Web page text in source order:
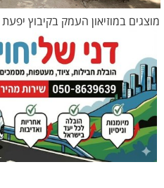
מוצגים במוזיאון העמק בקיבוץ יפעת